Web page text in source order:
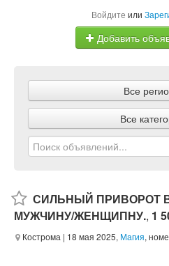
Войдите или
Добавить
Все
Все
СИЛЬНЫЙ ПРИВОРОТ
МУЖЧИНУ/ЖЕНЩИПНУ., 1
Кострома | 18 мая 2025, Магия,